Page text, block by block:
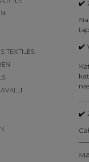
TEXTILES
✔️
✔️
✔️